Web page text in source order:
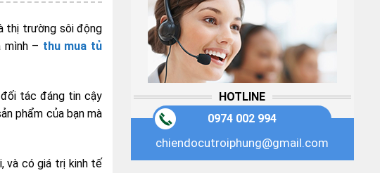
thị trường sôi động
mình – thu mua tủ
đối tác đáng tin cậy
phẩm của bạn mà
và có giá trị kinh tế
HOTLINE
0974 002 994
chiendocutroiphung@gmail.com